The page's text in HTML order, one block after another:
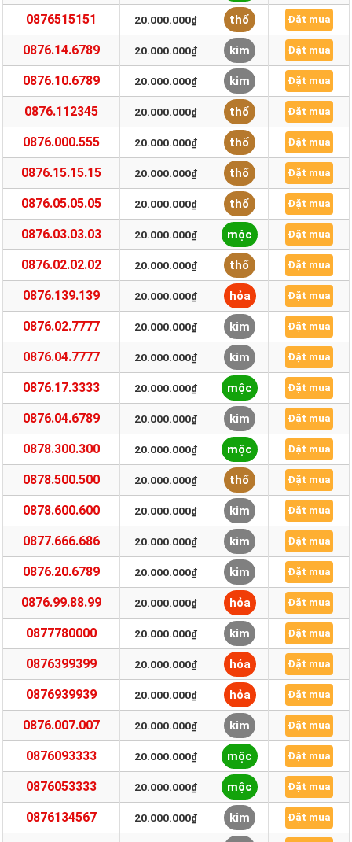
0876515151 20.000.000₫ thổ Đặt mua
0876.14.6789 20.000.000₫ kim Đặt mua
0876.10.6789 20.000.000₫ kim Đặt mua
0876.112345 20.000.000₫ thổ Đặt mua
0876.000.555 20.000.000₫ thổ Đặt mua
0876.15.15.15 20.000.000₫ thổ Đặt mua
0876.05.05.05 20.000.000₫ thổ Đặt mua
0876.03.03.03 20.000.000₫ mộc Đặt mua
0876.02.02.02 20.000.000₫ thổ Đặt mua
0876.139.139 20.000.000₫ hỏa Đặt mua
0876.02.7777 20.000.000₫ kim Đặt mua
0876.04.7777 20.000.000₫ kim Đặt mua
0876.17.3333 20.000.000₫ mộc Đặt mua
0876.04.6789 20.000.000₫ kim Đặt mua
0878.300.300 20.000.000₫ mộc Đặt mua
0878.500.500 20.000.000₫ thổ Đặt mua
0878.600.600 20.000.000₫ kim Đặt mua
0877.666.686 20.000.000₫ kim Đặt mua
0876.20.6789 20.000.000₫ kim Đặt mua
0876.99.88.99 20.000.000₫ hỏa Đặt mua
0877780000 20.000.000₫ kim Đặt mua
0876399399 20.000.000₫ hỏa Đặt mua
0876939939 20.000.000₫ hỏa Đặt mua
0876.007.007 20.000.000₫ kim Đặt mua
0876093333 20.000.000₫ mộc Đặt mua
0876053333 20.000.000₫ mộc Đặt mua
0876134567 20.000.000₫ kim Đặt mua